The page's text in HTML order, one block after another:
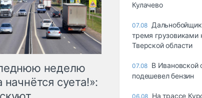
неделю
начнётся суета!»:
Кулачево
07.08
тремя грузовиками
Тверской области
07.08 В Ивановской
подешевел бензин
06.08 На трассе